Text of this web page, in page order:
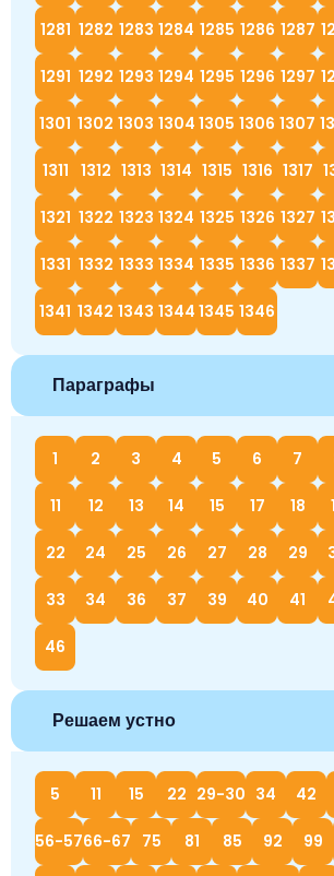
1281 1282 1283 1284 1285 1286 1287
1291 1292 1293 1294 1295 1296 1297
1301 1302 1303 1304 1305 1306 1307
1311 1312 1313 1314 1315 1316 1317
1321 1322 1323 1324 1325 1326 1327
1331 1332 1333 1334 1335 1336 1337
1341 1342 1343 1344 1345 1346
Параграфы
1 2 3 4 5 6 7
11 12 13 14 15 17 18
22 24 25 26 27 28 29
33 34 36 37 39 40 41
46
Решаем устно
5 11 15 22 29-30 34 42
56-5766-67 75 81 85 92 99